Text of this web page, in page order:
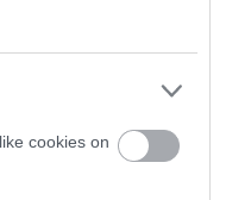
cookies on